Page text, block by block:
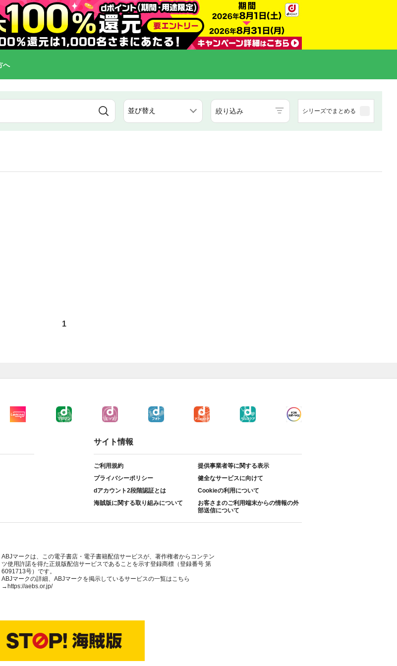
へ
絞り込み シリーズでまとめる
1
サイト情報
ご利用規約
提供事業者等に関する表示
プライバシーポリシー
健全なサービスに向けて
dアカウント2段階認証とは
Cookieの利用について
海賊版に関する取り組みについて
お客さまのご利用端末からの情報の外
部送信について
ABJマークは、この電子書店・電子書籍配信サービスが、著作権者からコンテン
ツ使用許諾を得た正規版配信サービスであることを示す登録商標（登録番号 第
6091713号）です。
ABJマークの詳細、ABJマークを掲示しているサービスの一覧はこちら
→ https://aebs.or.jp/